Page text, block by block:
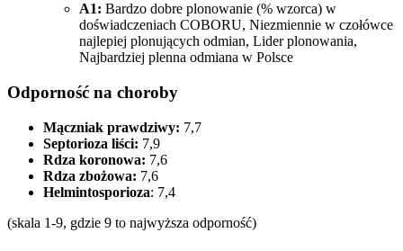
A1: Bardzo dobre plonowanie (% wzorca) w
doświadczeniach COBORU, Niezmiennie w czołówce
najlepiej plonujących odmian, Lider plonowania,
Najbardziej plenna odmiana w Polsce
Odporność na choroby
Mączniak prawdziwy: 7,7
Septorioza liści: 7,9
Rdza koronowa: 7,6
Rdza zbożowa: 7,6
Helmintosporioza: 7,4
(skala 1-9, gdzie 9 to najwyższa odporność)